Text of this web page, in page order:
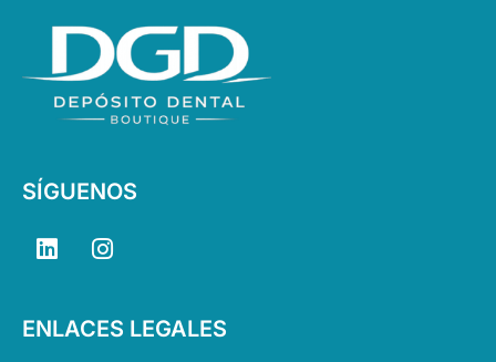
SÍGUENOS
L
i
e
I
n
a
ENLACES LEGALES